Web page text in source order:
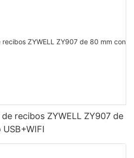
recibos ZYWELL ZY907 de